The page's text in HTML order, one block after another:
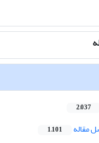
2,037
مقاله 1,101